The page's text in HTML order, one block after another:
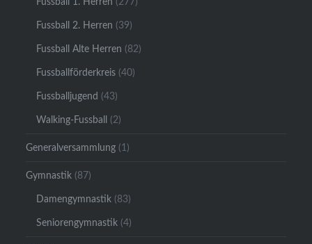
Fussball 2. Herren (39)
Fussball Alte Herren (82)
Fussballförderkreis (40)
Fussballjugend (43)
Walking-Fussball (2)
Generalversammlung (1)
Gymnastik (87)
Damengymnastik (83)
Seniorengymnastik (4)